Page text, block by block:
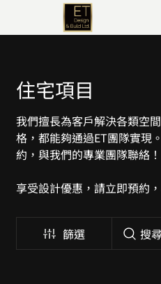
住宅項目
我們擅長為客戶解決各類空
格，都能夠通過ET團隊實現
約，與我們的專業團隊聯絡！
享受設計優惠，請立即預約
篩選